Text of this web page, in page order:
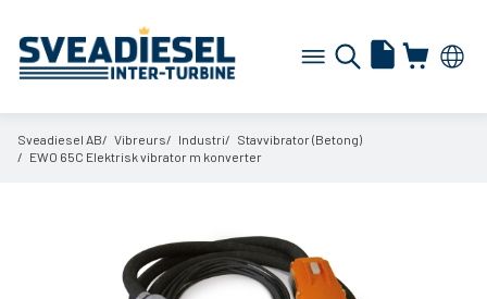
Sveadiesel AB Vibreurs Industri
Stavvibrator (Betong)
EWO 65C Elektrisk vibrator m konverter